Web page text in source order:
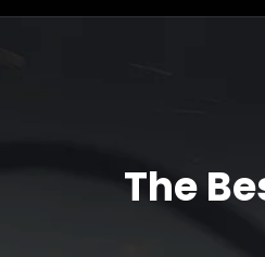
The